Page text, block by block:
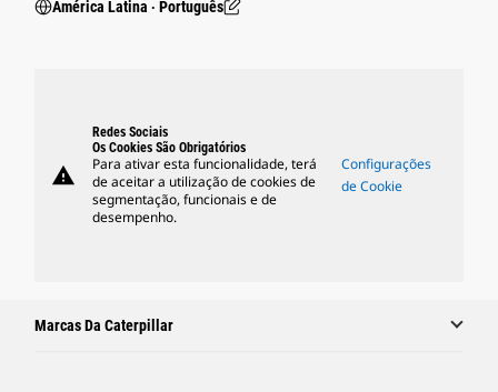
América Latina ‧ Português
warning
Redes Sociais
Os Cookies São Obrigatórios
Para ativar esta funcionalidade, terá
de aceitar a utilização de cookies de
segmentação, funcionais e de
desempenho.
Configurações
de Cookie
Marcas Da Caterpillar